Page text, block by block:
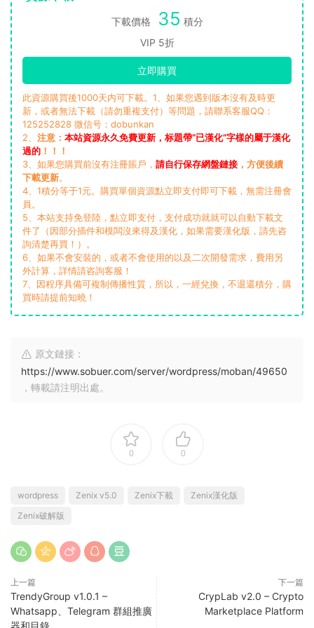
下載價格 35 積分
VIP 5折
立即購買
此資源購買後1000天内可下載。1、如果您遇到版本沒有及時更
新，或者無法下載（請勿重複支付）等問題，請聯系客服QQ：
125252828 微信号：dobunkan
2、 注意： 本站資源永久免費更新，标題帶“已漢化”字樣的屬于漢化
過的 ！！！
3、如果您購買前沒有注冊賬戶， 請自行保存網盤鏈接 ，方便後續
下載更新。
4、1積分等于1元。購買單個資源點立即支付即可下載，無需注冊會
員。
5、本站支持免登陸，點立即支付，支付成功就就可以自動下載文
件了（因部分插件和模闆沒來得及漢化，如果需要漢化版，請先咨
詢清楚再買！）。
6、如果不會安裝的，或者不會使用的以及二次開發需求，費用另
外計算，詳情請咨詢客服！
7、因程序具備可複制傳播性質，所以，一經兌換，不退還積分，購
買時請提前知曉！
原文鏈接：
https://www.sobuer.com/server/wordpress/moban/49650
，轉載請注明出處。
0 0
wordpress Zenix v5.0 Zenix下載
Zenix漢化版
Zenix破解版
上一篇
TrendyGroup v1.0.1 –
Whatsapp、Telegram 群組推廣
器和目錄
下一篇
CrypLab v2.0 – Crypto
Marketplace Platform